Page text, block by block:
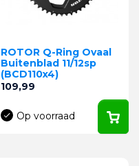
ROTOR Q-Ring Ovaal
Buitenblad 11/12sp
(BCD110x4)
Prijs
109,99
Op voorraad